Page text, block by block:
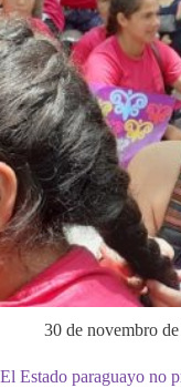
30 de novembro
El Estado paraguayo no